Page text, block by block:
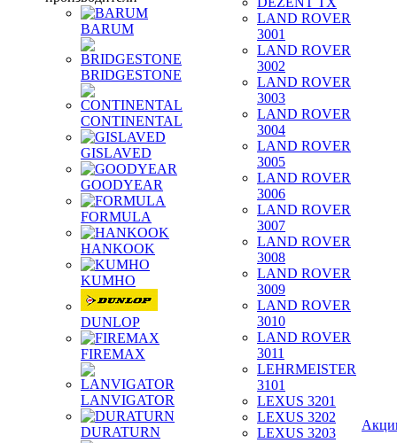
BARUM
BRIDGESTONE
CONTINENTAL
GISLAVED
GOODYEAR
FORMULA
HANKOOK
KUMHO
DUNLOP
FIREMAX
LANVIGATOR
DURATURN
LAND ROVER
3001
LAND ROVER
3002
LAND ROVER
3003
LAND ROVER
3004
LAND ROVER
3005
LAND ROVER
3006
LAND ROVER
3007
LAND ROVER
3008
LAND ROVER
3009
LAND ROVER
3010
LAND ROVER
3011
LEHRMEISTER
3101
LEXUS 3201
LEXUS 3202
LEXUS 3203